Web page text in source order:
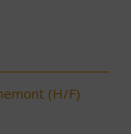
(H/F)